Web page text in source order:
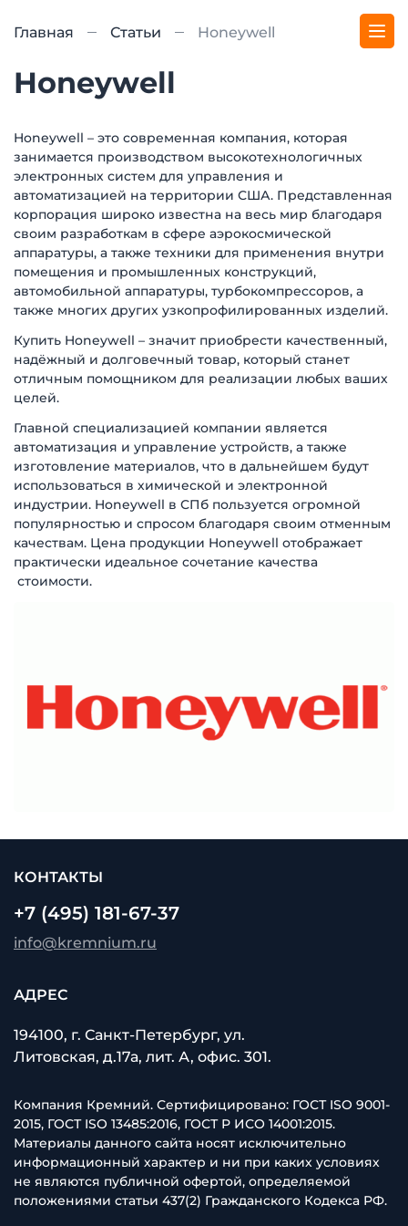
Главная Статьи Honeywell
Honeywell
Honeywell – это современная компания, которая
занимается производством высокотехнологичных
электронных систем для управления и
автоматизацией на территории США. Представленная
корпорация широко известна на весь мир благодаря
своим разработкам в сфере аэрокосмической
аппаратуры, а также техники для применения внутри
помещения и промышленных конструкций,
автомобильной аппаратуры, турбокомпрессоров, а
также многих других узкопрофилированных изделий.
Купить Honeywell – значит приобрести качественный,
надёжный и долговечный товар, который станет
отличным помощником для реализации любых ваших
целей.
Главной специализацией компании является
автоматизация и управление устройств, а также
изготовление материалов, что в дальнейшем будут
использоваться в химической и электронной
индустрии. Honeywell в СПб пользуется огромной
популярностью и спросом благодаря своим отменным
качествам. Цена продукции Honeywell отображает
практически идеальное сочетание качества
стоимости.
КОНТАКТЫ
+7 (495) 181-67-37
info@kremnium.ru
АДРЕС
194100, г. Санкт-Петербург, ул.
Литовская, д.17а, лит. А, офис. 301.
Компания Кремний. Сертифицировано: ГОСТ ISO 9001-
2015, ГОСТ ISO 13485:2016, ГОСТ Р ИСО 14001:2015.
Материалы данного сайта носят исключительно
информационный характер и ни при каких условиях
не являются публичной офертой, определяемой
положениями статьи 437(2) Гражданского Кодекса РФ.